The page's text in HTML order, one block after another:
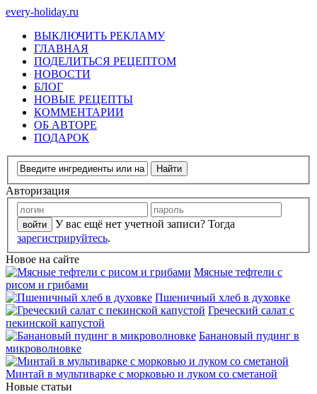
every-holiday.ru
ВЫКЛЮЧИТЬ РЕКЛАМУ
ГЛАВНАЯ
ПОДЕЛИТЬСЯ РЕЦЕПТОМ
НОВОСТИ
БЛОГ
НОВЫЕ РЕЦЕПТЫ
КОММЕНТАРИИ
ОБ АВТОРЕ
ПОДАРОК
Авторизация
У вас ещё нет учетной записи? Тогда
зарегистрируйтесь.
Новое на сайте
Мясные тефтели с
рисом и грибами
Пшеничный хлеб в духовке
Греческий салат с
пекинской капустой
Банановый пудинг в
микроволновке
Минтай в мультиварке с морковью и луком со сметаной
Новые статьи